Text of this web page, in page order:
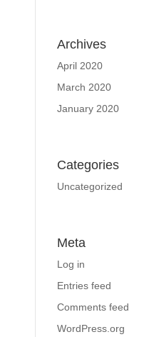
Archives
April 2020
March 2020
January 2020
Categories
Uncategorized
Meta
Log in
Entries feed
Comments feed
WordPress.org